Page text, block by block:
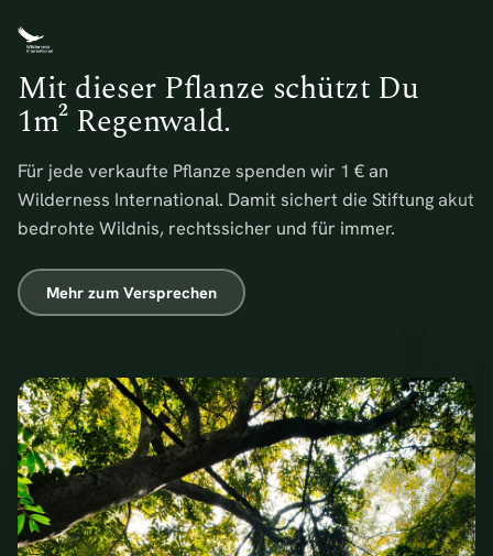
Mit dieser Pflanze schützt Du
1m² Regenwald.
Für jede verkaufte Pflanze spenden wir 1 € an
Wilderness International. Damit sichert die Stiftung akut
bedrohte Wildnis, rechtssicher und für immer.
Mehr zum Versprechen